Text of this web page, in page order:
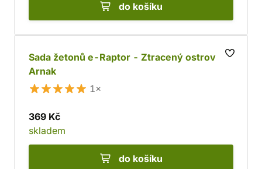
do košíku
Sada žetonů e-Raptor - Ztracený ostrov
Arnak
1×
369 Kč
skladem
do košíku